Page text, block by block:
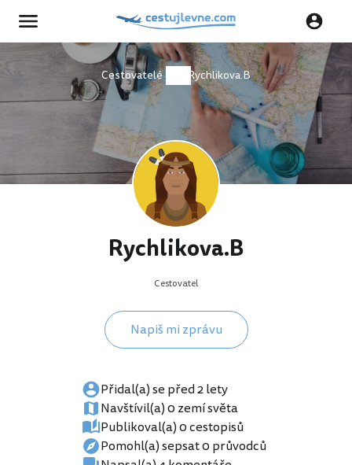
Cestovatelé Rychlikova.B
Rychlikova.B
Cestovatel
Napiš mi zprávu
Přidal(a) se před 2 lety
Navštívil(a) 0 zemí světa
Publikoval(a) 0 cestopisů
Pomohl(a) sepsat 0 průvodců